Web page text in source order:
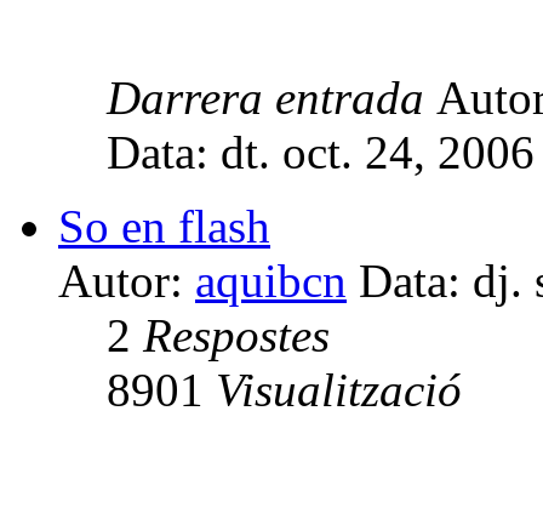
Darrera entrada
Data: dt. oct. 24,
So en flash
Autor: aquibcn Data: dj.
2 Respostes
8901 Visualització